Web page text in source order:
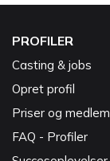
PROFILER
Casting & jobs
Opret profil
Priser og
FAQ - Profiler